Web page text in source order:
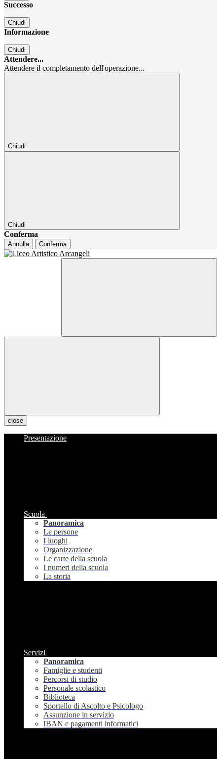
Successo
Chiudi
Informazione
Chiudi
Attendere...
Attendere il completamento dell'operazione...
Chiudi
Chiudi
Conferma
Annulla Conferma
close
Presentazione
Scuola
Panoramica
Le persone
I luoghi
Organizzazione
Le carte della scuola
I numeri della scuola
La storia
Servizi
Panoramica
Famiglie e studenti
Percorsi di studio
Personale scolastico
Biblioteca
Sportello di Ascolto e Psicologo
Assunzione in servizio
IBAN e pagamenti informatici